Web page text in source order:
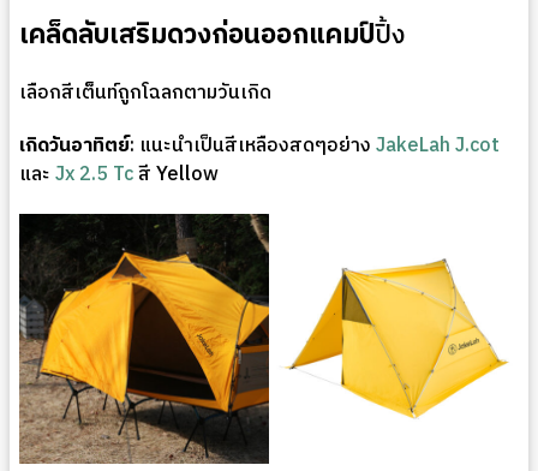
เคล็ดลับเสริมดวงก่อนออกแคมป์ปิ้ง
เลือกสีเต็นท์ถูกโฉลกตามวันเกิด
เกิดวันอาทิตย์: แนะนำเป็นสีเหลืองสดๆอย่างJakeLah J.cot
และJx 2.5 Tcสี Yellow